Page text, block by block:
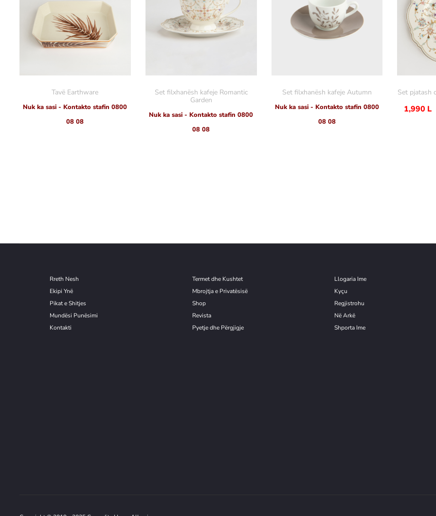
Tavë Earthware
Nuk ka sasi - Kontakto stafin 0800
08 08
Set filxhanësh kafeje Romantic
Garden
Nuk ka sasi - Kontakto stafin 0800
08 08
Set filxhanësh kafeje Autumn
Nuk ka sasi - Kontakto stafin 0800
08 08
Set pjatash
1,990 L
Rreth Nesh
Ekipi Ynë
Pikat e Shitjes
Mundësi Punësimi
Kontakti
Termet dhe Kushtet
Mbrojtja e Privatësisë
Shop
Revista
Pyetje dhe Përgjigje
Llogaria Ime
Kyçu
Regjistrohu
Në Arkë
Shporta Ime